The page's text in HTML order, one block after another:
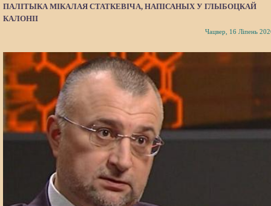
ПАЛІТЫКА МІКАЛАЯ СТАТКЕВІЧА, НАПІСАНЫХ У ГЛЫБОЦКАЙ
КАЛОНІІ
Чацвер, 16 Ліпень